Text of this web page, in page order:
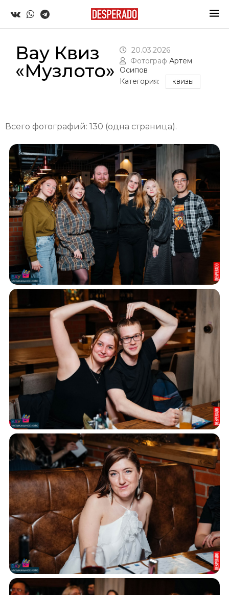
Вау Квиз
«Музлото»
20.03.2026
Фотограф Артем
Осипов
Категория:
КВИЗЫ
Всего фотографий: 130 (одна страница).